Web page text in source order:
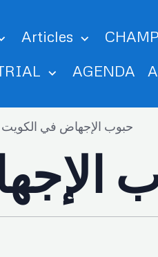
Articles
AGENDA
حبوب الإجهاض في الكويت